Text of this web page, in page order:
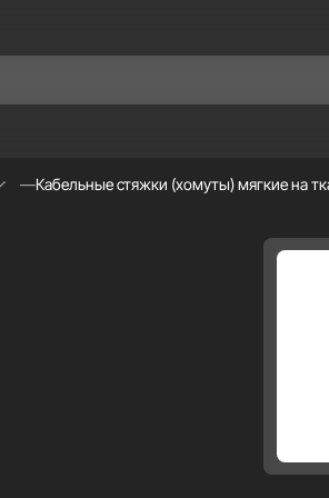
Кабельные стяжки (хомуты) мягкие на